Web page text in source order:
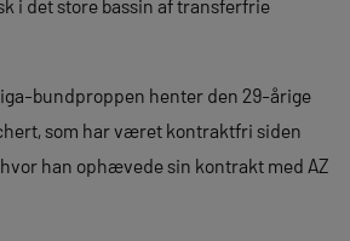
i det store bassin af transferfrie
bundproppen henter den 29-årige
som har været kontraktfri siden
han ophævede sin kontrakt med AZ